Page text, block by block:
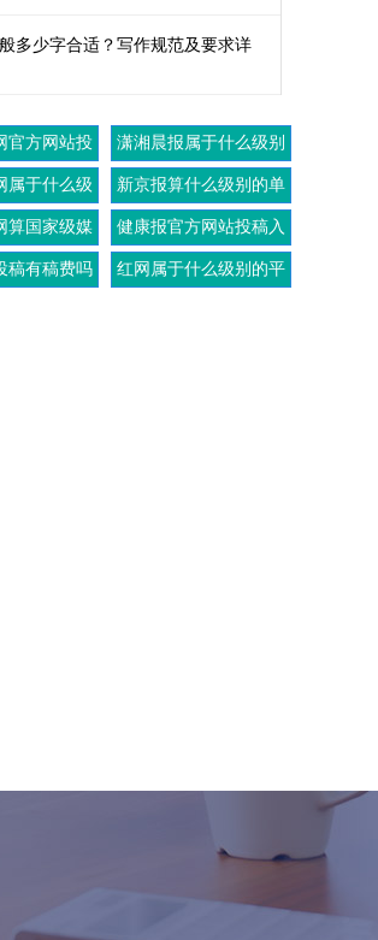
多少字合适？写作规范及要求详
官方网站投
口
潇湘晨报属于什么级别
的媒体
属于什么级
媒体
新京报算什么级别的单
位
算国家级媒
吗
健康报官方网站投稿入
口
稿有稿费吗
红网属于什么级别的平